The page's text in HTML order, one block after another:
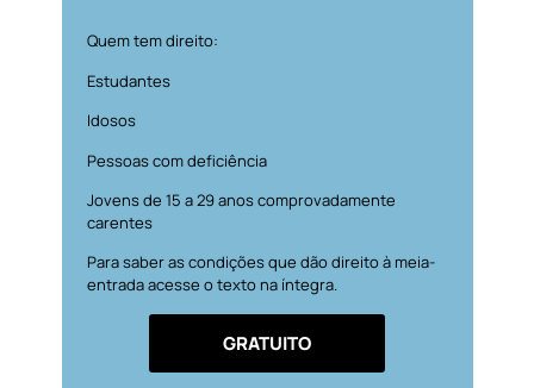
Quem tem direito:
Estudantes
Idosos
Pessoas com deficiência
Jovens de 15 a 29 anos comprovadamente
carentes
Para saber as condições que dão direito à meia-
entrada acesse o texto na íntegra.
GRATUITO